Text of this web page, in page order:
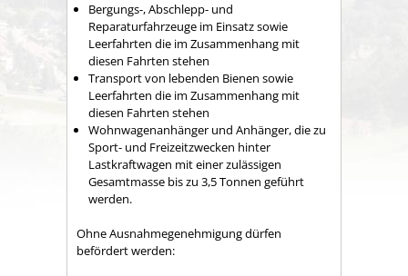
Bergungs-, Abschlepp- und
Reparaturfahrzeuge im Einsatz sowie
Leerfahrten die im Zusammenhang mit
diesen Fahrten stehen
Transport von lebenden Bienen sowie
Leerfahrten die im Zusammenhang mit
diesen Fahrten stehen
Wohnwagenanhänger und Anhänger, die zu
Sport- und Freizeitzwecken hinter
Lastkraftwagen mit einer zulässigen
Gesamtmasse bis zu 3,5 Tonnen geführt
werden.
Ohne Ausnahmegenehmigung dürfen
befördert werden: